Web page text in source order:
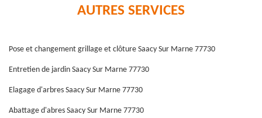
AUTRES SERVICES
Pose et changement grillage et clôture Saacy Sur Marne 77730
Entretien de jardin Saacy Sur Marne 77730
Elagage d'arbres Saacy Sur Marne 77730
Abattage d'abres Saacy Sur Marne 77730